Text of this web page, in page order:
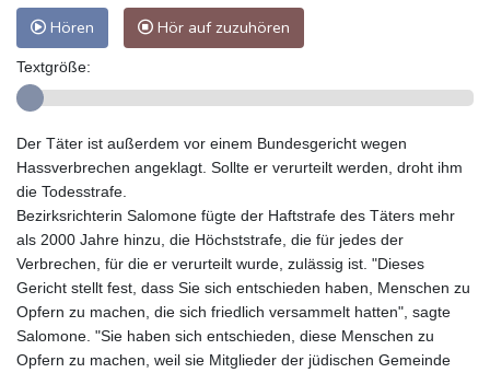
Hören Hör auf zuzuhören
Textgröße:
Der Täter ist außerdem vor einem Bundesgericht wegen
Hassverbrechen angeklagt. Sollte er verurteilt werden, droht ihm
die Todesstrafe.
Bezirksrichterin Salomone fügte der Haftstrafe des Täters mehr
als 2000 Jahre hinzu, die Höchststrafe, die für jedes der
Verbrechen, für die er verurteilt wurde, zulässig ist. "Dieses
Gericht stellt fest, dass Sie sich entschieden haben, Menschen zu
Opfern zu machen, die sich friedlich versammelt hatten", sagte
Salomone. "Sie haben sich entschieden, diese Menschen zu
Opfern zu machen, weil sie Mitglieder der jüdischen Gemeinde